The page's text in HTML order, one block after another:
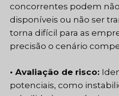
concorrentes podem
disponíveis ou não ser
torna difícil para as
precisão o cenário
• Avaliação de risco:
potenciais, como